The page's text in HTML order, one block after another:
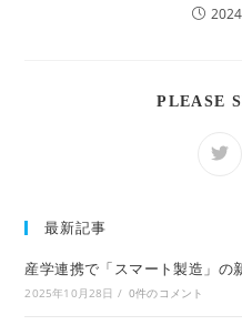
PLEASE
最新記事
産学連携で「スマート製造」の
2025年10月28日 / 0件のコメント